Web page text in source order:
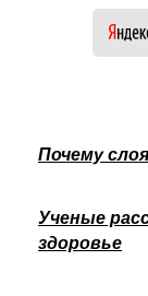
Почему
Ученые
здоровье